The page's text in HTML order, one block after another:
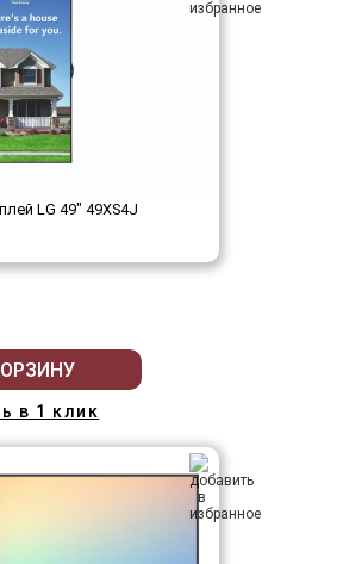
LG 49" 49XS4J
в 1 клик